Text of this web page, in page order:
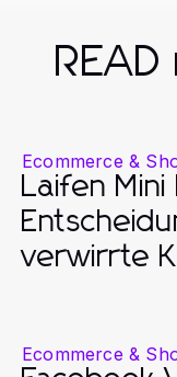
Ecommerce &
Laifen
verwirrte
Ecommerce &